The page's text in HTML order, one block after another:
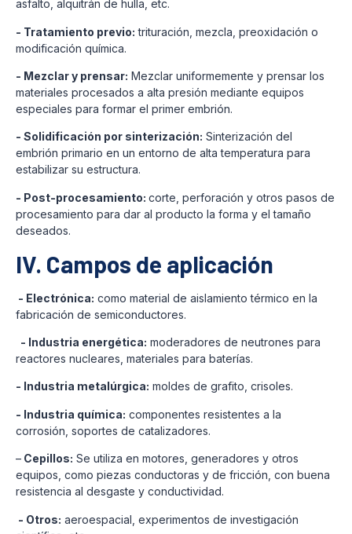
asfalto, alquitrán de hulla, etc.
- Tratamiento previo: trituración, mezcla, preoxidación o
modificación química.
- Mezclar y prensar: Mezclar uniformemente y prensar los
materiales procesados a alta presión mediante equipos
especiales para formar el primer embrión.
- Solidificación por sinterización: Sinterización del
embrión primario en un entorno de alta temperatura para
estabilizar su estructura.
- Post-procesamiento: corte, perforación y otros pasos de
procesamiento para dar al producto la forma y el tamaño
deseados.
IV. Campos de aplicación
- Electrónica: como material de aislamiento térmico en la
fabricación de semiconductores.
- Industria energética: moderadores de neutrones para
reactores nucleares, materiales para baterías.
- Industria metalúrgica: moldes de grafito, crisoles.
- Industria química: componentes resistentes a la
corrosión, soportes de catalizadores.
– Cepillos: Se utiliza en motores, generadores y otros
equipos, como piezas conductoras y de fricción, con buena
resistencia al desgaste y conductividad.
- Otros: aeroespacial, experimentos de investigación